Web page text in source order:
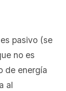
pasivo (se
no es
de energía
al